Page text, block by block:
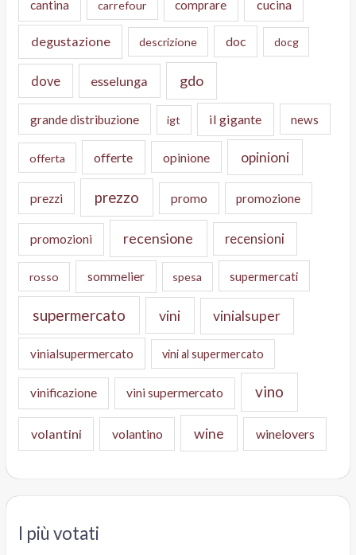
cantina carrefour comprare cucina
degustazione descrizione doc docg
dove esselunga gdo
grande distribuzione igt il gigante news
offerta offerte opinione opinioni
prezzi prezzo promo promozione
promozioni recensione recensioni
rosso sommelier spesa supermercati
supermercato vini vinialsuper
vinialsupermercato vini al supermercato
vinificazione vini supermercato vino
volantini volantino wine winelovers
I più votati